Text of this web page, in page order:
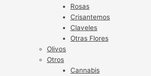
Rosas
Crisantemos
Claveles
Otras Flores
Olivos
Otros
Cannabis